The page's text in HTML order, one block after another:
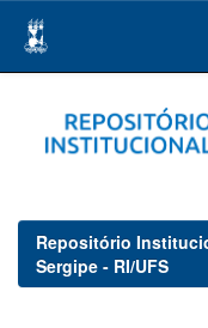
navigation
Repositório
Sergipe - RI/UFS